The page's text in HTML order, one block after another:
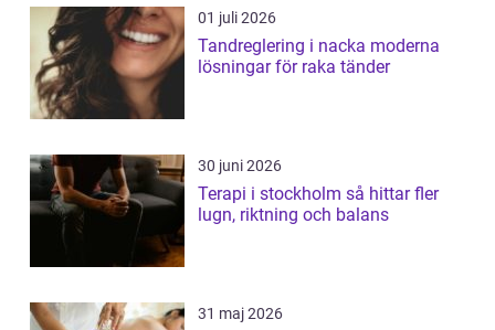
01 juli 2026
Tandreglering i nacka moderna
lösningar för raka tänder
30 juni 2026
Terapi i stockholm så hittar fler
lugn, riktning och balans
31 maj 2026